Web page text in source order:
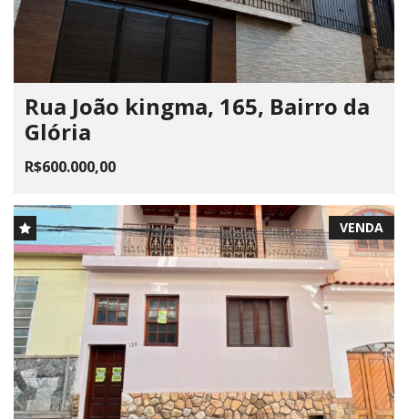
Rua João kingma, 165, Bairro da
Glória
R$600.000,00
VENDA